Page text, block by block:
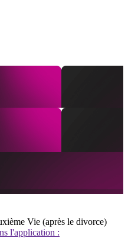
Vie (après le divorce)
l'application :